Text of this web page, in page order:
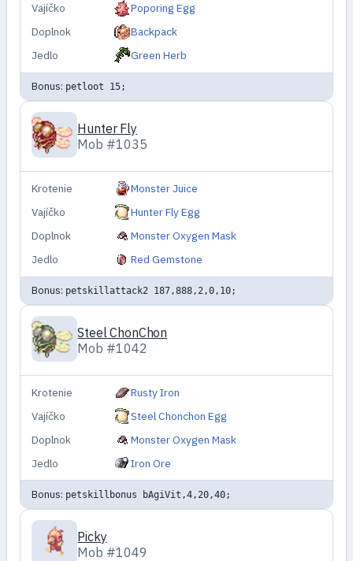
Vajíčko
Poporing Egg
Doplnok
Backpack
Jedlo
Green Herb
Bonus: petloot 15;
Hunter Fly
Mob #1035
Krotenie
Monster Juice
Vajíčko
Hunter Fly Egg
Doplnok
Monster Oxygen Mask
Jedlo
Red Gemstone
Bonus: petskillattack2 187,888,2,0,10;
Steel ChonChon
Mob #1042
Krotenie
Rusty Iron
Vajíčko
Steel Chonchon Egg
Doplnok
Monster Oxygen Mask
Jedlo
Iron Ore
Bonus: petskillbonus bAgiVit,4,20,40;
Picky
Mob #1049